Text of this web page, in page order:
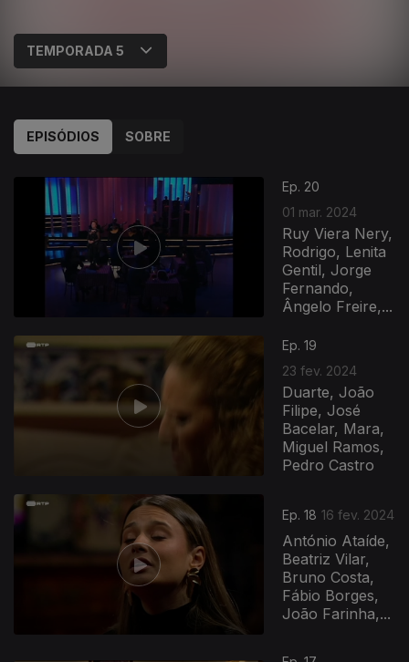
EPISÓDIOS SOBRE
Ep. 20
01 mar. 2024
Ruy Viera Nery,
Rodrigo, Lenita
Gentil, Jorge
Fernando,
Ângelo Freire,...
Ep. 19
23 fev. 2024
Duarte, João
Filipe, José
Bacelar, Mara,
Miguel Ramos,
Pedro Castro
Ep. 18 16 fev. 2024
António Ataíde,
Beatriz Vilar,
Bruno Costa,
Fábio Borges,
João Farinha,...